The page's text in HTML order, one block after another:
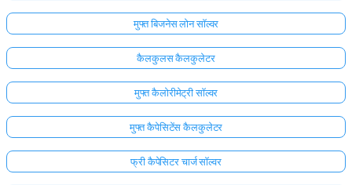
मुफ्त बिजनेस लोन सॉल्वर
कैलकुलस कैलकुलेटर
मुफ्त कैलोरीमेट्री सॉल्वर
मुफ्त कैपेसिटेंस कैलकुलेटर
फ्री कैपेसिटर चार्ज सॉल्वर